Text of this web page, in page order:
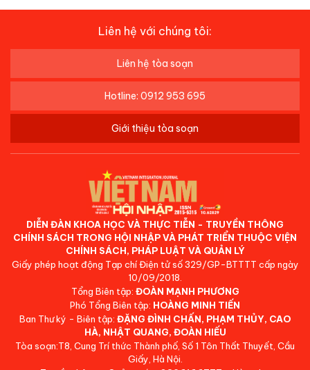
Liên hệ với chúng tôi:
Liên hệ tòa soạn
Hotline: 0912 953 695
Giới thiệu tòa soạn
DIỄN ĐÀN KHOA HỌC VÀ THỰC TIỄN - TRUYỀN THÔNG
CHÍNH SÁCH TRONG HỘI NHẬP VÀ PHÁT TRIỂN THUỘC VIỆN
CHÍNH SÁCH, PHÁP LUẬT VÀ QUẢN LÝ
Giấy phép hoạt động Tạp chí Điện tử số 329/GP-BTTTT cấp ngày
10/09/2018.
Tổng Biên tập: ĐOÀN MẠNH PHƯƠNG
Phó Tổng Biên tập: HOÀNG MINH TIẾN
Ban Thư ký - Biên tập: ĐẶNG ĐÌNH CHẤN, PHẠM THỦY, CAO
HÀ, NHẬT QUANG, ĐOÀN HIẾU
Tòa soạn:T8, Cung Trí thức Thành phố, Số 1 Tôn Thất Thuyết, Cầu
Giấy, Hà Nội.